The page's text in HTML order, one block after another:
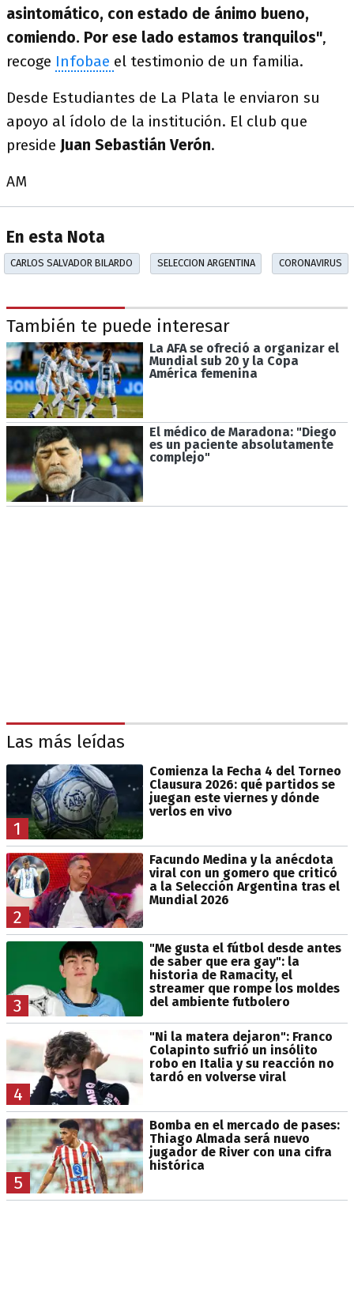
asintomático, con estado de ánimo bueno,
comiendo. Por ese lado estamos tranquilos",
recoge Infobae el testimonio de un familia.
Desde Estudiantes de La Plata le enviaron su
apoyo al ídolo de la institución. El club que
preside Juan Sebastián Verón.
AM
En esta Nota
CARLOS SALVADOR BILARDO SELECCION ARGENTINA CORONAVIRUS
También te puede interesar
La AFA se ofreció a organizar el
Mundial sub 20 y la Copa
América femenina
El médico de Maradona: "Diego
es un paciente absolutamente
complejo"
Las más leídas
1
Comienza la Fecha 4 del Torneo
Clausura 2026: qué partidos se
juegan este viernes y dónde
verlos en vivo
2
Facundo Medina y la anécdota
viral con un gomero que criticó
a la Selección Argentina tras el
Mundial 2026
3
"Me gusta el fútbol desde antes
de saber que era gay": la
historia de Ramacity, el
streamer que rompe los moldes
del ambiente futbolero
4
"Ni la matera dejaron": Franco
Colapinto sufrió un insólito
robo en Italia y su reacción no
tardó en volverse viral
5
Bomba en el mercado de pases:
Thiago Almada será nuevo
jugador de River con una cifra
histórica